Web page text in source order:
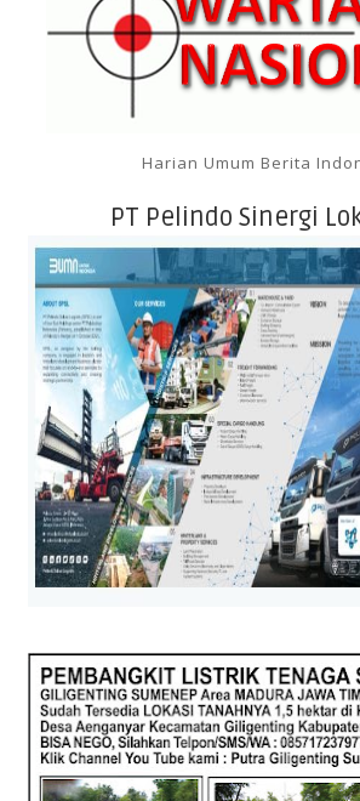
Harian Umum Berita
PT Pelindo Sinergi